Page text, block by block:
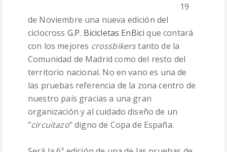
19
de Noviembre una nueva edición del
ciclocross G.P. Bicicletas EnBici que contará
con los mejores crossbikerstanto de la
Comunidad de Madrid como del resto del
territorio nacional. No en vano es una de
las pruebas referencia de la zona centro de
nuestro país gracias a una gran
organización y al cuidado diseño de un
"circuitazo" digno de Copa de España.